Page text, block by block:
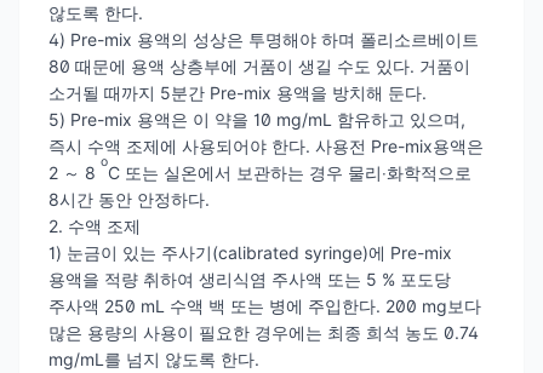
않도록 한다.
4) Pre-mix 용액의 성상은 투명해야 하며 폴리소르베이트
80 때문에 용액 상층부에 거품이 생길 수도 있다. 거품이
소거될 때까지 5분간 Pre-mix 용액을 방치해 둔다.
5) Pre-mix 용액은 이 약을 10 mg/mL 함유하고 있으며,
즉시 수액 조제에 사용되어야 한다. 사용전 Pre-mix용액은
2 ～ 8
o
C 또는 실온에서 보관하는 경우 물리‧화학적으로
8시간 동안 안정하다.
2. 수액 조제
1) 눈금이 있는 주사기(calibrated syringe)에 Pre-mix
용액을 적량 취하여 생리식염 주사액 또는 5 % 포도당
주사액 250 mL 수액 백 또는 병에 주입한다. 200 mg보다
많은 용량의 사용이 필요한 경우에는 최종 희석 농도 0.74
mg/mL를 넘지 않도록 한다.